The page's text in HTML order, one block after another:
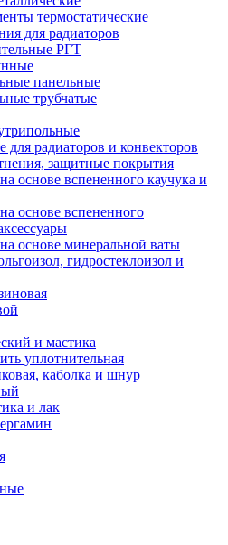
термостатические
для радиаторов
РГТ
панельные
трубчатые
радиаторов и конвекторов
защитные покрытия
основе вспененного каучука и
основе вспененного
основе минеральной ваты
гидростеклоизол и
и мастика
уплотнительная
каболка и шнур
и лак